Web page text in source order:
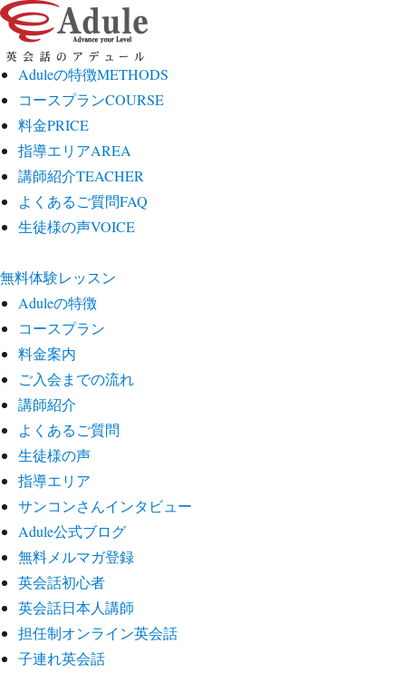
Aduleの特徴METHODS
コースプランCOURSE
料金PRICE
指導エリアAREA
講師紹介TEACHER
よくあるご質問FAQ
生徒様の声VOICE
無料体験レッスン
Aduleの特徴
コースプラン
料金案内
ご入会までの流れ
講師紹介
よくあるご質問
生徒様の声
指導エリア
サンコンさんインタビュー
Adule公式ブログ
無料メルマガ登録
英会話初心者
英会話日本人講師
担任制オンライン英会話
子連れ英会話